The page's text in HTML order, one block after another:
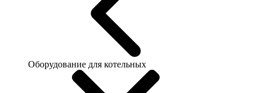
Оборудование для котельных